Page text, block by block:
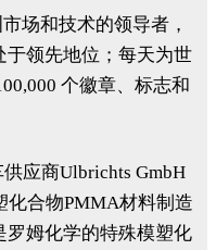
场和技术的领导者，
领先地位；每天为世
个徽章、标志和
应商Ulbrichts GmbH
化合物PMMA材料制造
罗姆化学的特殊模塑化